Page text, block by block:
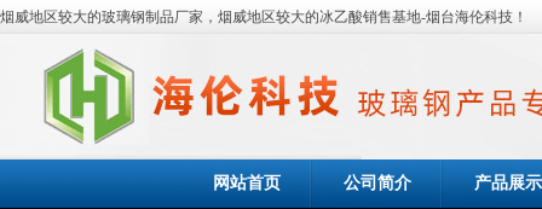
烟威地区较大的玻璃钢制品厂家，烟威地区较大的冰乙酸销售基地-烟台海伦科技！
网站首页 公司简介 产品展示